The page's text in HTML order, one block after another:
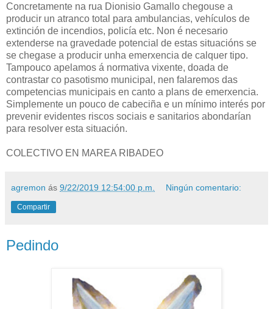
Concretamente na rua Dionisio Gamallo chegouse a
producir un atranco total para ambulancias, vehículos de
extinción de incendios, policía etc. Non é necesario
extenderse na gravedade potencial de estas situacións se
se chegase a producir unha emerxencia de calquer tipo.
Tampouco apelamos á normativa vixente, doada de
contrastar co pasotismo municipal, nen falaremos das
competencias municipais en canto a plans de emerxencia.
Simplemente un pouco de cabeciña e un mínimo interés por
prevenir evidentes riscos sociais e sanitarios abondarían
para resolver esta situación.
COLECTIVO EN MAREA RIBADEO
agremon ás 9/22/2019 12:54:00 p.m. Ningún comentario:
Compartir
Pedindo